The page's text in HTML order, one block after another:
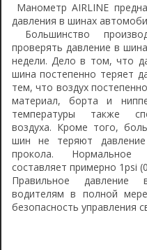
Манометр AIRLINE
давления в шинах
Большинство
проверять давление в
недели. Дело в том, что
шина постепенно теряет
тем, что воздух
материал, борта и
температуры также
воздуха. Кроме того,
шин не теряют
прокола. Нормальное
составляет примерно 1psi
Правильное
водителям в полной
безопасность управления